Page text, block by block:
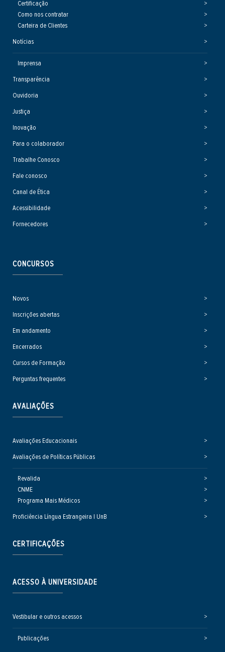
Certificação
Como nos contratar
Carteira de Clientes
Notícias
Imprensa
Transparência
Ouvidoria
Justiça
Inovação
Para o colaborador
Trabalhe Conosco
Fale conosco
Canal de Ética
Acessibilidade
Fornecedores
CONCURSOS
Novos
Inscrições abertas
Em andamento
Encerrados
Cursos de Formação
Perguntas frequentes
AVALIAÇÕES
Avaliações Educacionais
Avaliações de Políticas Públicas
Revalida
CNME
Programa Mais Médicos
Proficiência Língua Estrangeira | UnB
CERTIFICAÇÕES
ACESSO À UNIVERSIDADE
Vestibular e outros acessos
Publicações